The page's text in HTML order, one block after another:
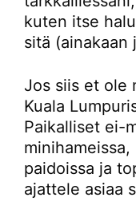
kuten itse
sitä (ainakaan
Jos siis et ole
Kuala
Paikalliset ei-
paidoissa ja
ajattele asiaa